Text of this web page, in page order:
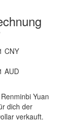
CNY
AUD
Yuan
dich der
verkauft.